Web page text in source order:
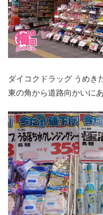
ダイコクドラッグ うめき
東の角から道路向かいに